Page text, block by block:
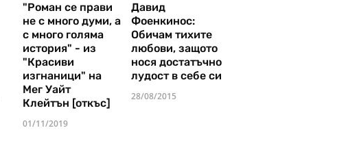
"Роман се прави
не с много думи, а
с много голяма
история" - из
"Красиви
изгнаници" на
Мег Уайт
Клейтън [откъс]
01/11/2019
Давид
Фоенкинос:
Обичам тихите
любови, защото
нося достатъчно
лудост в себе си
28/08/2015